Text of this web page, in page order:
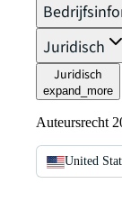
Juridisch
Juridisch
expand_more
Auteursrecht
United